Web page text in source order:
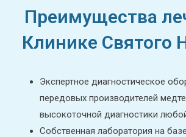
Преимущества
Клинике Святого
Экспертное диагностическое
передовых производителей
высокоточной диагностики
Собственная лаборатория на